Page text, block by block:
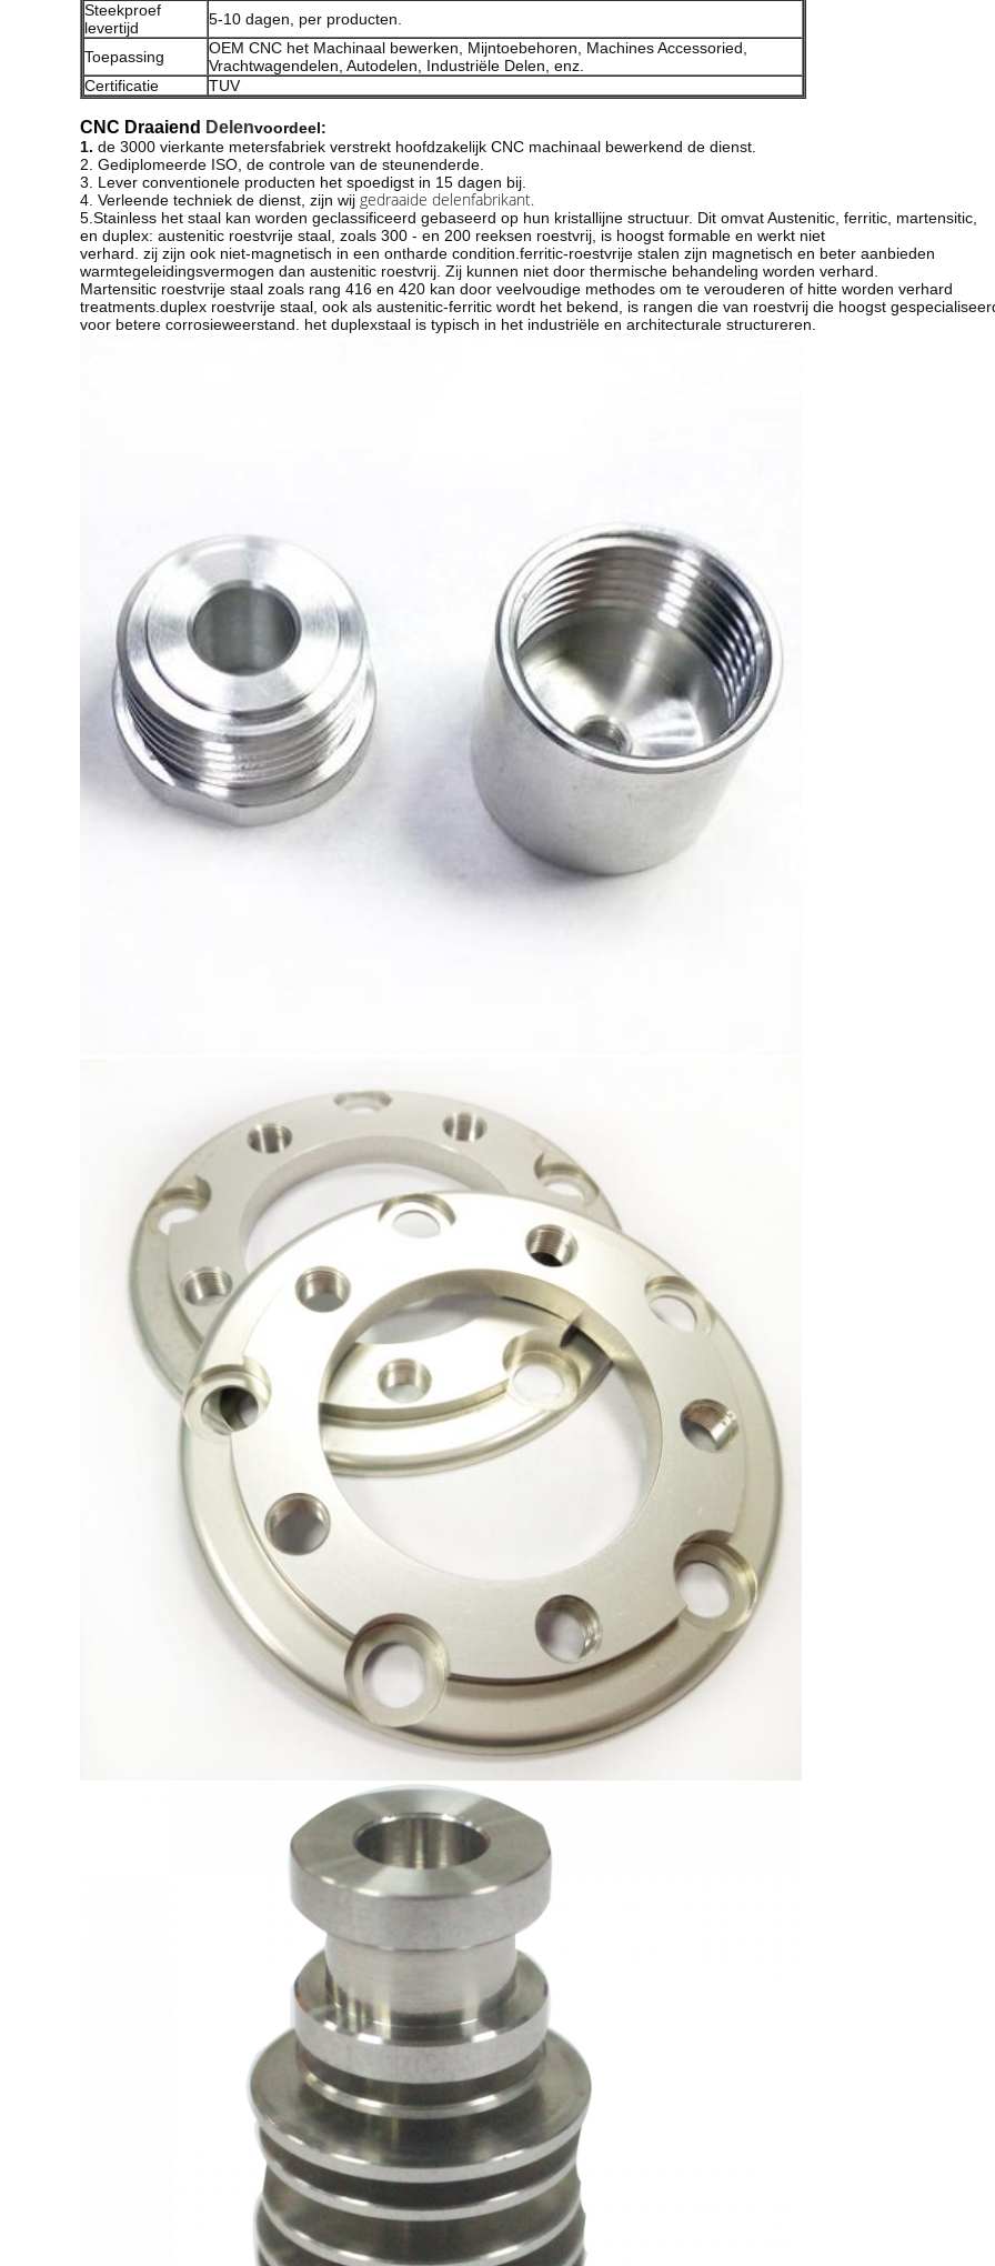
Steekproef
levertijd
5-10 dagen, per producten.
Toepassing
OEM CNC het Machinaal bewerken, Mijntoebehoren, Machines Accessoried,
Vrachtwagendelen, Autodelen, Industriële Delen, enz.
Certificatie
TUV
CNC Draaiend Delenvoordeel:
1. de 3000 vierkante metersfabriek verstrekt hoofdzakelijk CNC machinaal bewerkend de dienst.
2. Gediplomeerde ISO, de controle van de steunenderde.
3. Lever conventionele producten het spoedigst in 15 dagen bij.
4. Verleende techniek de dienst, zijn wij gedraaide delenfabrikant.
5.Stainless het staal kan worden geclassificeerd gebaseerd op hun kristallijne structuur. Dit omvat Austenitic, ferritic, martensitic,
en duplex: austenitic roestvrije staal, zoals 300 - en 200 reeksen roestvrij, is hoogst formable en werkt niet
verhard. zij zijn ook niet-magnetisch in een ontharde condition.ferritic-roestvrije stalen zijn magnetisch en beter aanbieden
warmtegeleidingsvermogen dan austenitic roestvrij. Zij kunnen niet door thermische behandeling worden verhard.
Martensitic roestvrije staal zoals rang 416 en 420 kan door veelvoudige methodes om te verouderen of hitte worden verhard
treatments.duplex roestvrije staal, ook als austenitic-ferritic wordt het bekend, is rangen die van roestvrij die hoogst
voor betere corrosieweerstand. het duplexstaal is typisch in het industriële en architecturale structureren.